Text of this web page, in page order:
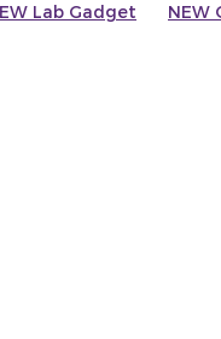
Lab Gadget NEW